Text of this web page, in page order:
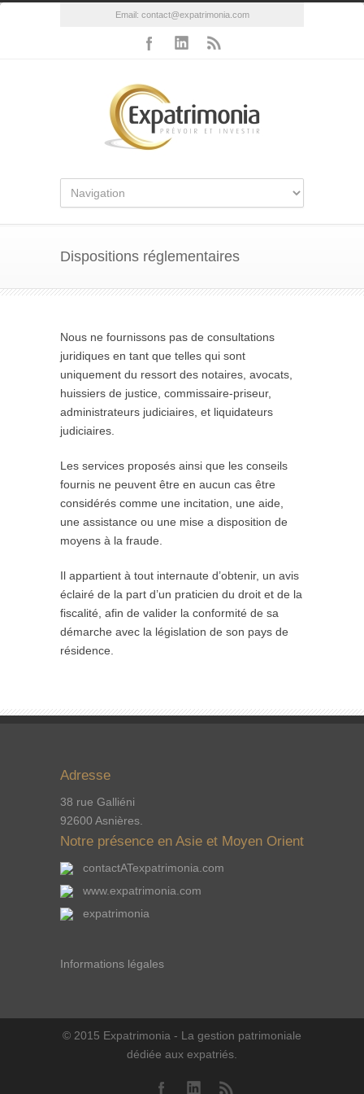
Email: contact@expatrimonia.com
Dispositions réglementaires
Nous ne fournissons pas de consultations
juridiques en tant que telles qui sont
uniquement du ressort des notaires, avocats,
huissiers de justice, commissaire-priseur,
administrateurs judiciaires, et liquidateurs
judiciaires.
Les services proposés ainsi que les conseils
fournis ne peuvent être en aucun cas être
considérés comme une incitation, une aide,
une assistance ou une mise a disposition de
moyens à la fraude.
Il appartient à tout internaute d’obtenir, un avis
éclairé de la part d’un praticien du droit et de la
fiscalité, afin de valider la conformité de sa
démarche avec la législation de son pays de
résidence.
Adresse
38 rue Galliéni
92600 Asnières.
Notre présence en Asie et Moyen Orient
contactATexpatrimonia.com
www.expatrimonia.com
expatrimonia
Informations légales
© 2015 Expatrimonia - La gestion patrimoniale
dédiée aux expatriés.